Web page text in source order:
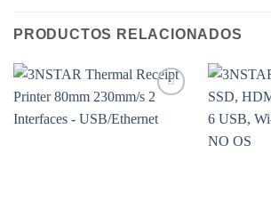
PRODUCTOS RELACIONADOS
wishlist